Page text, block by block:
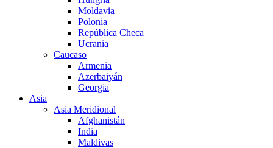
Moldavia
Polonia
República Checa
Ucrania
Caucaso
Armenia
Azerbaiyán
Georgia
Asia
Asia Meridional
Afghanistán
India
Maldivas